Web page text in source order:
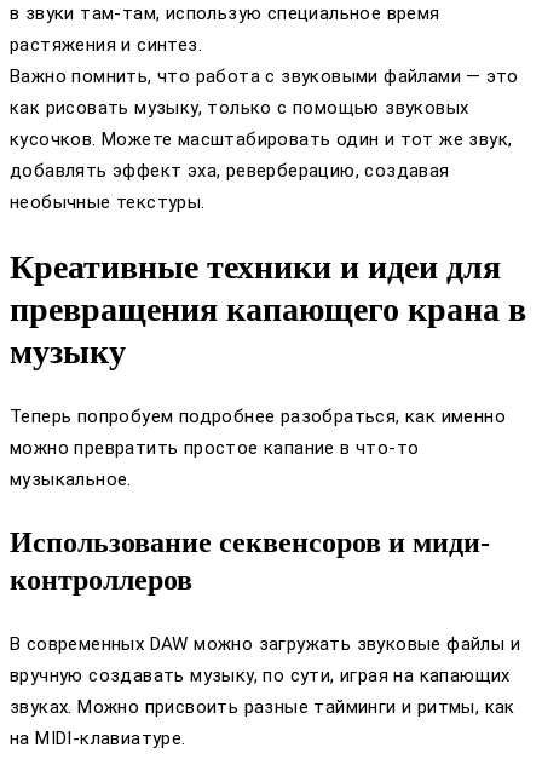
в звуки там-там, использую специальное время
растяжения и синтез.
Важно помнить, что работа с звуковыми файлами — это
как рисовать музыку, только с помощью звуковых
кусочков. Можете масштабировать один и тот же звук,
добавлять эффект эха, реверберацию, создавая
необычные текстуры.
Креативные техники и идеи для
превращения капающего крана в
музыку
Теперь попробуем подробнее разобраться, как именно
можно превратить простое капание в что-то
музыкальное.
Использование секвенсоров и миди-
контроллеров
В современных DAW можно загружать звуковые файлы и
вручную создавать музыку, по сути, играя на капающих
звуках. Можно присвоить разные тайминги и ритмы, как
на MIDI-клавиатуре.